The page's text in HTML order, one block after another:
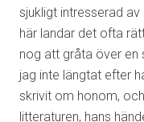
sjukligt intresserad
här landar det ofta
nog att gråta över en
jag inte längtat efter
skrivit om honom,
litteraturen, hans